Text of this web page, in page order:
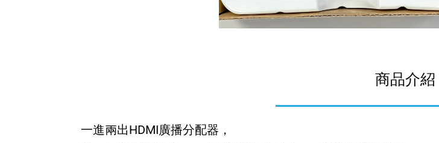
商品介紹
一進兩出HDMI廣播分配器，